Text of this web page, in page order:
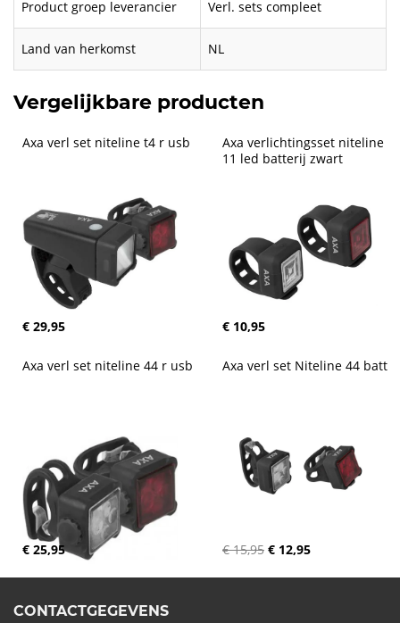
Product groep leverancier Verl. sets compleet
Land van herkomst NL
Vergelijkbare producten
Axa verl set niteline t4 r usb
€ 29,95
Axa verlichtingsset niteline
11 led batterij zwart
€ 10,95
Axa verl set niteline 44 r usb
€ 25,95
Axa verl set Niteline 44 batt
€ 15,95 € 12,95
CONTACTGEGEVENS